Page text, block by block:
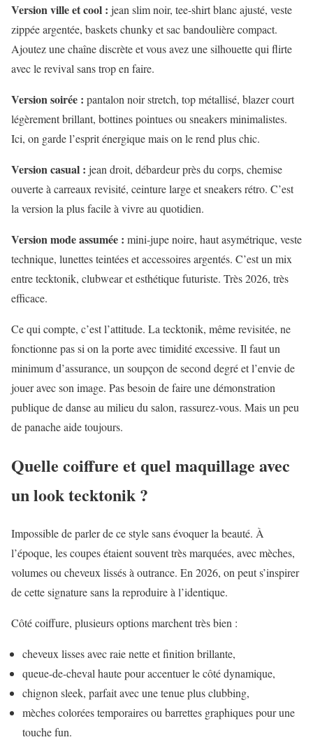
Version ville et cool : jean slim noir, tee-shirt blanc ajusté, veste
zippée argentée, baskets chunky et sac bandoulière compact.
Ajoutez une chaîne discrète et vous avez une silhouette qui flirte
avec le revival sans trop en faire.
Version soirée : pantalon noir stretch, top métallisé, blazer court
légèrement brillant, bottines pointues ou sneakers minimalistes.
Ici, on garde l’esprit énergique mais on le rend plus chic.
Version casual : jean droit, débardeur près du corps, chemise
ouverte à carreaux revisité, ceinture large et sneakers rétro. C’est
la version la plus facile à vivre au quotidien.
Version mode assumée : mini-jupe noire, haut asymétrique, veste
technique, lunettes teintées et accessoires argentés. C’est un mix
entre tecktonik, clubwear et esthétique futuriste. Très 2026, très
efficace.
Ce qui compte, c’est l’attitude. La tecktonik, même revisitée, ne
fonctionne pas si on la porte avec timidité excessive. Il faut un
minimum d’assurance, un soupçon de second degré et l’envie de
jouer avec son image. Pas besoin de faire une démonstration
publique de danse au milieu du salon, rassurez-vous. Mais un peu
de panache aide toujours.
Quelle coiffure et quel maquillage avec
un look tecktonik ?
Impossible de parler de ce style sans évoquer la beauté. À
l’époque, les coupes étaient souvent très marquées, avec mèches,
volumes ou cheveux lissés à outrance. En 2026, on peut s’inspirer
de cette signature sans la reproduire à l’identique.
Côté coiffure, plusieurs options marchent très bien :
cheveux lisses avec raie nette et finition brillante,
queue-de-cheval haute pour accentuer le côté dynamique,
chignon sleek, parfait avec une tenue plus clubbing,
mèches colorées temporaires ou barrettes graphiques pour une
touche fun.